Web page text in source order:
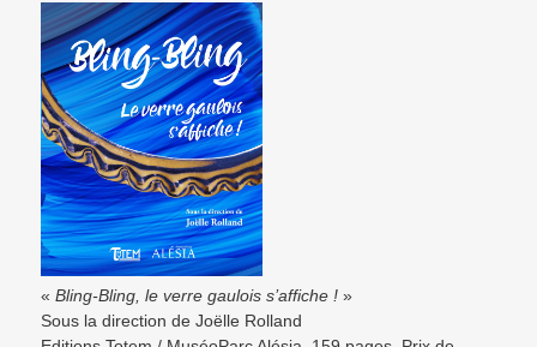
«Bling-Bling, le verre gaulois s’affiche ! »
Sous la direction de Joëlle Rolland